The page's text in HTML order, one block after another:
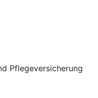
Pflegeversicherung